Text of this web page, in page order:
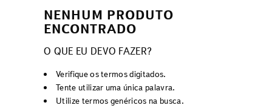
NENHUM PRODUTO
ENCONTRADO
O QUE EU DEVO FAZER?
Verifique os termos digitados.
Tente utilizar uma única palavra.
Utilize termos genéricos na busca.